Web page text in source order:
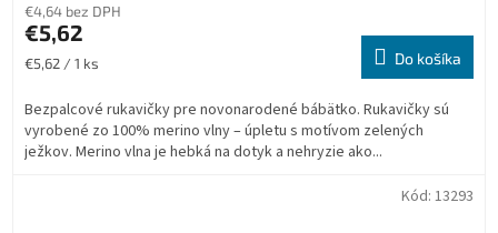
€4,64 bez DPH
€5,62
Jednotková
€5,62 / 1 ks Do košíka
Bezpalcové rukavičky pre novonarodené bábätko. Rukavičky sú
vyrobené zo 100% merino vlny – úpletu s motívom zelených
ježkov. Merino vlna je hebká na dotyk a nehryzie ako...
Kód: 13293